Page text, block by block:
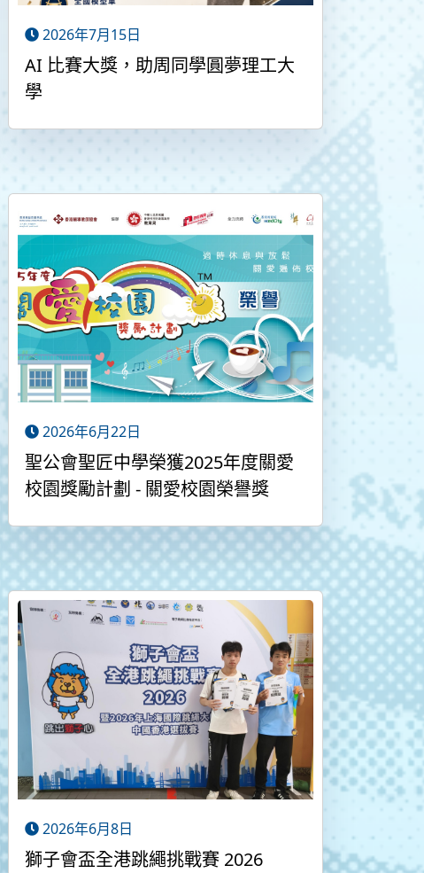
2026年7月15日
AI 比賽大獎，助周同學圓夢理工大
學
2026年6月22日
聖公會聖匠中學榮獲2025年度關愛
校園獎勵計劃 - 關愛校園榮譽獎
2026年6月8日
獅子會盃全港跳繩挑戰賽 2026